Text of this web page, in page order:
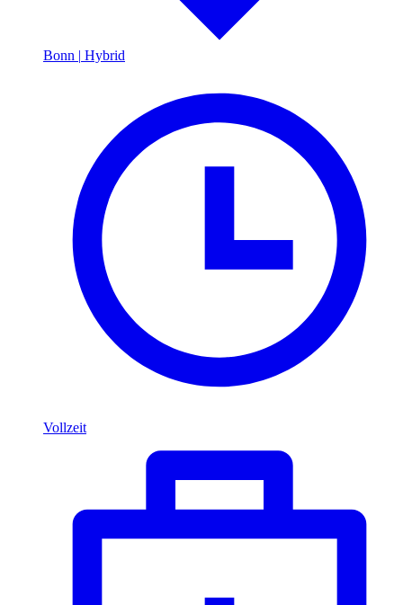
Bonn | Hybrid
Vollzeit